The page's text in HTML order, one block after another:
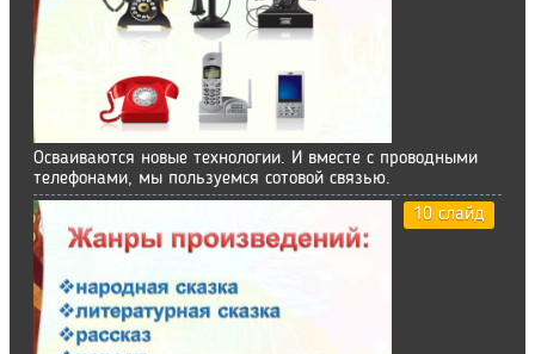
Осваиваются новые технологии. И вместе с проводными
телефонами, мы пользуемся сотовой связью.
10 слайд